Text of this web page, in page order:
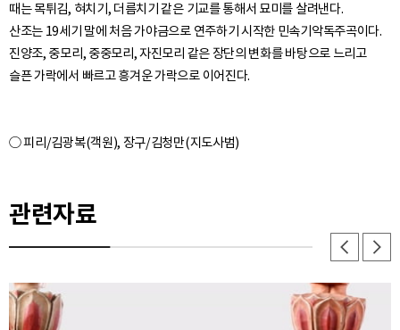
때는 목튀김, 혀치기, 더름치기 같은 기교를 통해서 묘미를 살려낸다.
산조는 19세기 말에 처음 가야금으로 연주하기 시작한 민속기악독주곡이다.
진양조, 중모리, 중중모리, 자진모리 같은 장단의 변화를 바탕으로 느리고
관련자료